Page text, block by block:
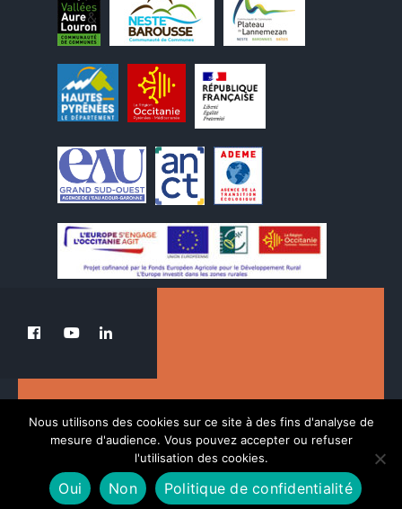
Le PETR au service de la transition du Pays
des Nestes.
Nous utilisons des cookies sur ce site à des fins d'analyse de
mesure d'audience. Vous pouvez accepter ou refuser
l'utilisation des cookies.
Oui Non Politique de confidentialité